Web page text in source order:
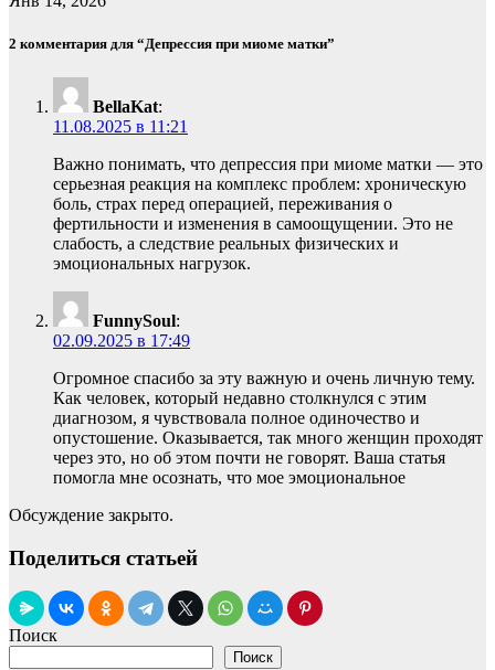
2 комментария для “Депрессия при миоме матки”
BellaKat:
11.08.2025 в 11:21
Важно понимать, что депрессия при миоме матки — это
серьезная реакция на комплекс проблем: хроническую
боль, страх перед операцией, переживания о
фертильности и изменения в самоощущении. Это не
слабость, а следствие реальных физических и
эмоциональных нагрузок.
FunnySoul:
02.09.2025 в 17:49
Огромное спасибо за эту важную и очень личную тему.
Как человек, который недавно столкнулся с этим
диагнозом, я чувствовала полное одиночество и
опустошение. Оказывается, так много женщин проходят
через это, но об этом почти не говорят. Ваша статья
помогла мне осознать, что мое эмоциональное
Обсуждение закрыто.
Поделиться статьей
Поиск
Поиск